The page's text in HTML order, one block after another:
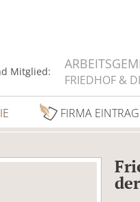
Mitglied:
FRIEDHOF &
FIRMA